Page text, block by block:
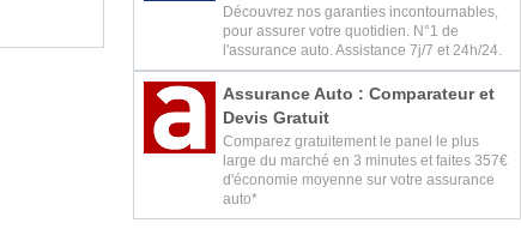
Découvrez nos garanties incontournables,
pour assurer votre quotidien. N°1 de
l'assurance auto. Assistance 7j/7 et 24h/24.
Assurance Auto : Comparateur et
Devis Gratuit
Comparez gratuitement le panel le plus
large du marché en 3 minutes et faites 357€
d'économie moyenne sur votre assurance
auto*